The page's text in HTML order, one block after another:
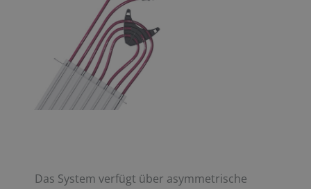
Das System verfügt über asymmetrische